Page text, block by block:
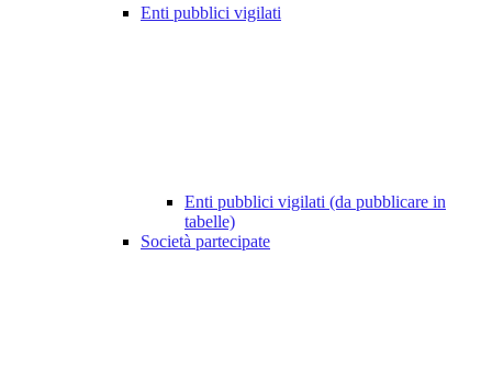
Enti pubblici vigilati
Enti pubblici vigilati (da pubblicare in
tabelle)
Società partecipate